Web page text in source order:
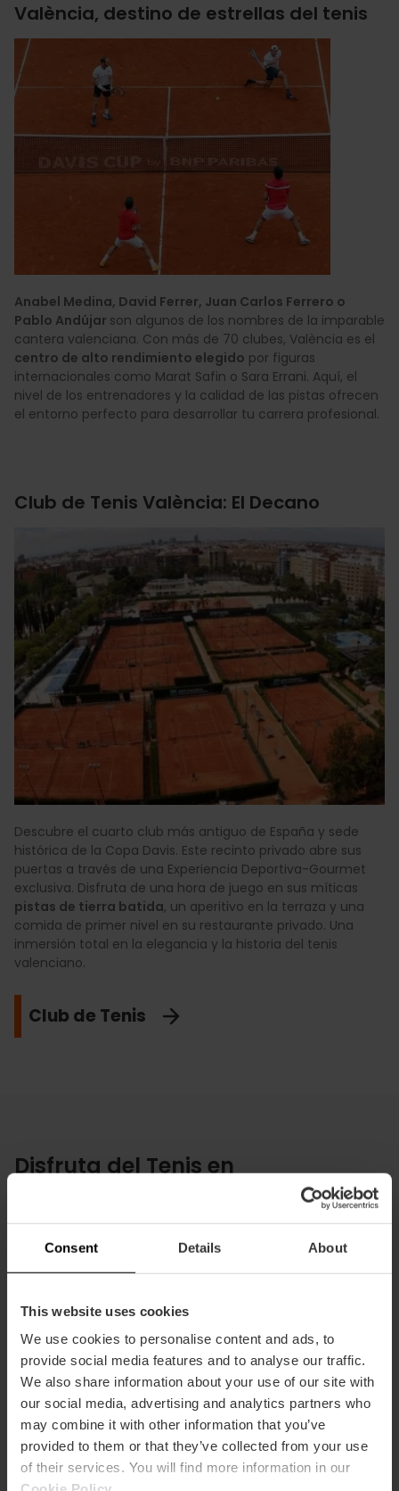
Consent Details About
This website uses cookies
We use cookies to personalise content and ads, to
provide social media features and to analyse our traffic.
We also share information about your use of our site with
our social media, advertising and analytics partners who
may combine it with other information that you’ve
provided to them or that they’ve collected from your use
of their services. You will find more information in our
València, destino de estrellas del tenis
Anabel Medina, David Ferrer, Juan Carlos Ferrero o
Pablo Andújar son algunos de los nombres de la imparable
cantera valenciana. Con más de 70 clubes, València es el
centro de alto rendimiento elegido por figuras
internacionales como Marat Safin o Sara Errani. Aquí, el
nivel de los entrenadores y la calidad de las pistas ofrecen
el entorno perfecto para desarrollar tu carrera profesional.
Club de Tenis València: El Decano
Descubre el cuarto club más antiguo de España y sede
histórica de la Copa Davis. Este recinto privado abre sus
puertas a través de una Experiencia Deportiva-Gourmet
exclusiva. Disfruta de una hora de juego en sus míticas
pistas de tierra batida, un aperitivo en la terraza y una
comida de primer nivel en su restaurante privado. Una
inmersión total en la elegancia y la historia del tenis
valenciano.
Club de Tenis
Disfruta del Tenis en
Asiste al único ATP de tierra batida,
fórmate en el club decano o
entrena en centros de alto
de los campeones.